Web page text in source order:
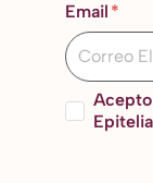
Email